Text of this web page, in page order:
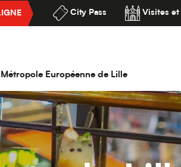
City Pass Visites
Européenne de Lille